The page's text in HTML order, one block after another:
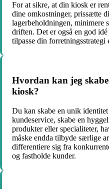
For at sikre, at din kiosk er
dine omkostninger, prissætte
lagerbeholdningen, minimere
driften. Det er også en god
tilpasse din forretningsstrategi
Hvordan kan jeg
kiosk?
Du kan skabe en unik
kundeservice, skabe en
produkter eller specialiteter,
måske endda tilbyde særlige
differentiere sig fra
og fastholde kunder.